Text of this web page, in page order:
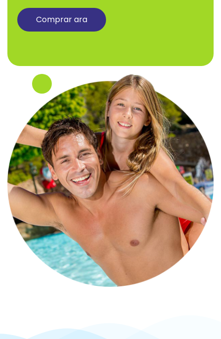
Comprar ara